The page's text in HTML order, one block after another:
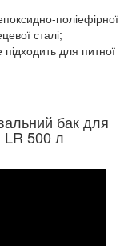
поліефірної
сталі;
для питної
бак для
LR 500 л